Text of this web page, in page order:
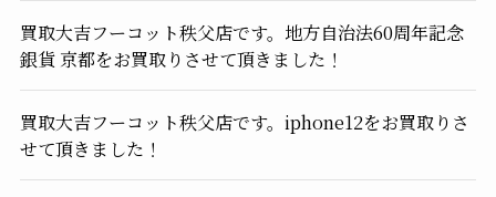
買取大吉フーコット秩父店です。地方自治法60周年記念
銀貨 京都をお買取りさせて頂きました！
買取大吉フーコット秩父店です。iphone12をお買取りさ
せて頂きました！